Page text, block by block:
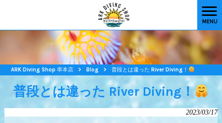
MENU
ARK Diving Shop 串本店 > Blog > 普段とは違った River Diving！
普段とは違った River Diving！
2023/03/17